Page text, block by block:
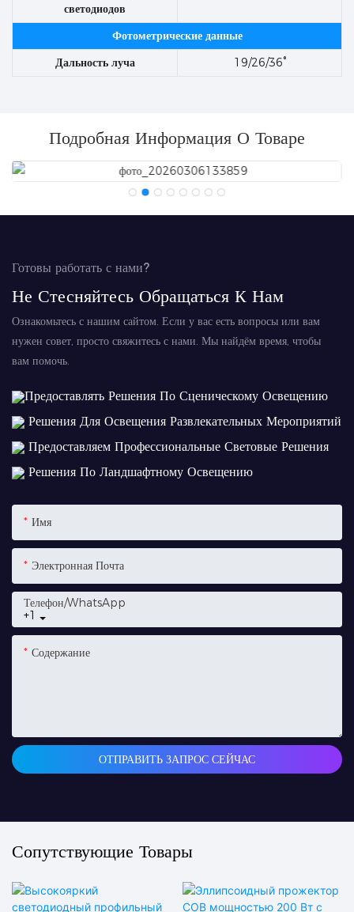
светодиодов
Фотометрические данные
Дальность луча
19/26/36°
Подробная Информация О Товаре
Готовы работать с нами?
Не Стесняйтесь Обращаться К Нам
Ознакомьтесь с нашим сайтом. Если у вас есть вопросы или вам
нужен совет, просто свяжитесь с нами. Мы найдём время, чтобы
вам помочь.
Предоставлять Решения По Сценическому Освещению
Решения Для Освещения Развлекательных Мероприятий
Предоставляем Профессиональные Световые Решения
Решения По Ландшафтному Освещению
Имя
Электронная Почта
+1
Телефон/WhatsApp
Содержание
ОТПРАВИТЬ ЗАПРОС СЕЙЧАС
Сопутствующие Товары